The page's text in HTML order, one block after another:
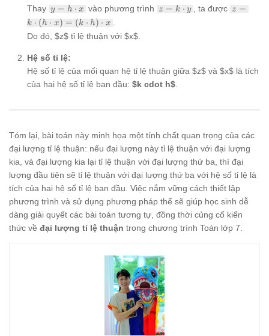
Thay y = h
\cdot
x
y = h ⋅ x vào phương trình z = k
z = k ⋅ y , ta được z = k
\cdot
z =
k ⋅ (h ⋅ x) = (k ⋅ h) ⋅ x
Do đó, $z$ tỉ lệ thuận với $x$.
Hệ số tỉ lệ:
Hệ số tỉ lệ của mối quan hệ tỉ lệ thuận giữa $z$ và $x$ là tích
của hai hệ số tỉ lệ ban đầu: $k cdot h$
Tóm lại, bài toán này minh họa một tính chất quan trọng của các
đại lượng tỉ lệ thuận: nếu đại lượng này tỉ lệ thuận với đại lượng
kia, và đại lượng kia lại tỉ lệ thuận với đại lượng thứ ba, thì đại
lượng đầu tiên sẽ tỉ lệ thuận với đại lượng thứ ba với hệ số tỉ lệ là
tích của hai hệ số tỉ lệ ban đầu. Việc nắm vững cách thiết lập
phương trình và sử dụng phương pháp thế sẽ giúp học sinh dễ
dàng giải quyết các bài toán tương tự, đồng thời củng cố kiến
thức về đại lượng tỉ lệ thuận trong chương trình Toán lớp 7.